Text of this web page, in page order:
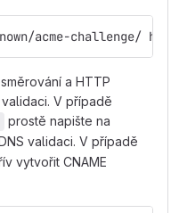
acme-challenge/
a HTTP
V případě
prostě napište na
validaci. V případě
vytvořit CNAME